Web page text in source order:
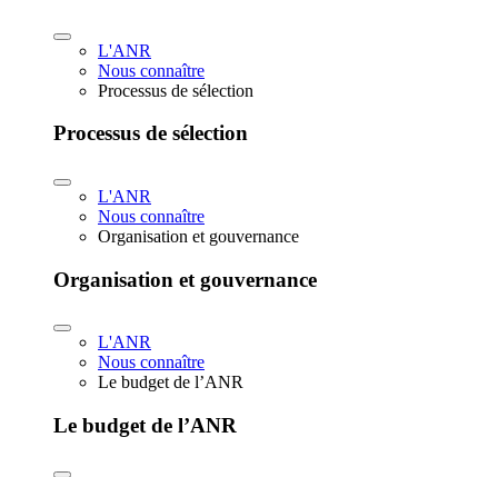
L'ANR
Nous connaître
Processus de sélection
Processus de sélection
L'ANR
Nous connaître
Organisation et gouvernance
Organisation et gouvernance
L'ANR
Nous connaître
Le budget de l’ANR
Le budget de l’ANR